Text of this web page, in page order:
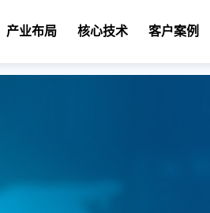
产业布局 核心技术 客户案例